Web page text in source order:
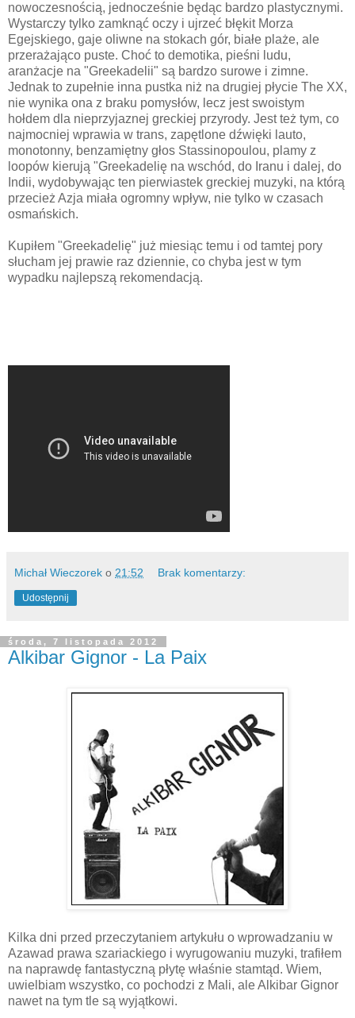
nowoczesnością, jednocześnie będąc bardzo plastycznymi.
Wystarczy tylko zamknąć oczy i ujrzeć błękit Morza
Egejskiego, gaje oliwne na stokach gór, białe plaże, ale
przerażająco puste. Choć to demotika, pieśni ludu,
aranżacje na "Greekadelii" są bardzo surowe i zimne.
Jednak to zupełnie inna pustka niż na drugiej płycie The XX,
nie wynika ona z braku pomysłów, lecz jest swoistym
hołdem dla nieprzyjaznej greckiej przyrody. Jest też tym, co
najmocniej wprawia w trans, zapętlone dźwięki lauto,
monotonny, benzamiętny głos Stassinopoulou, plamy z
loopów kierują "Greekadelię na wschód, do Iranu i dalej, do
Indii, wydobywając ten pierwiastek greckiej muzyki, na którą
przecież Azja miała ogromny wpływ, nie tylko w czasach
osmańskich.
Kupiłem "Greekadelię" już miesiąc temu i od tamtej pory
słucham jej prawie raz dziennie, co chyba jest w tym
wypadku najlepszą rekomendacją.
Michał Wieczorek o 21:52 Brak komentarzy:
Udostępnij
środa, 7 listopada 2012
Alkibar Gignor - La Paix
Kilka dni przed przeczytaniem artykułu o wprowadzaniu w
Azawad prawa szariackiego i wyrugowaniu muzyki, trafiłem
na naprawdę fantastyczną płytę właśnie stamtąd. Wiem,
uwielbiam wszystko, co pochodzi z Mali, ale Alkibar Gignor
nawet na tym tle są wyjątkowi.